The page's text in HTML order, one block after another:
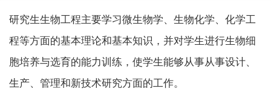
研究生生物工程主要学习微生物学、生物化学、化学工
程等方面的基本理论和基本知识，并对学生进行生物细
胞培养与选育的能力训练，使学生能够从事从事设计、
生产、管理和新技术研究方面的工作。